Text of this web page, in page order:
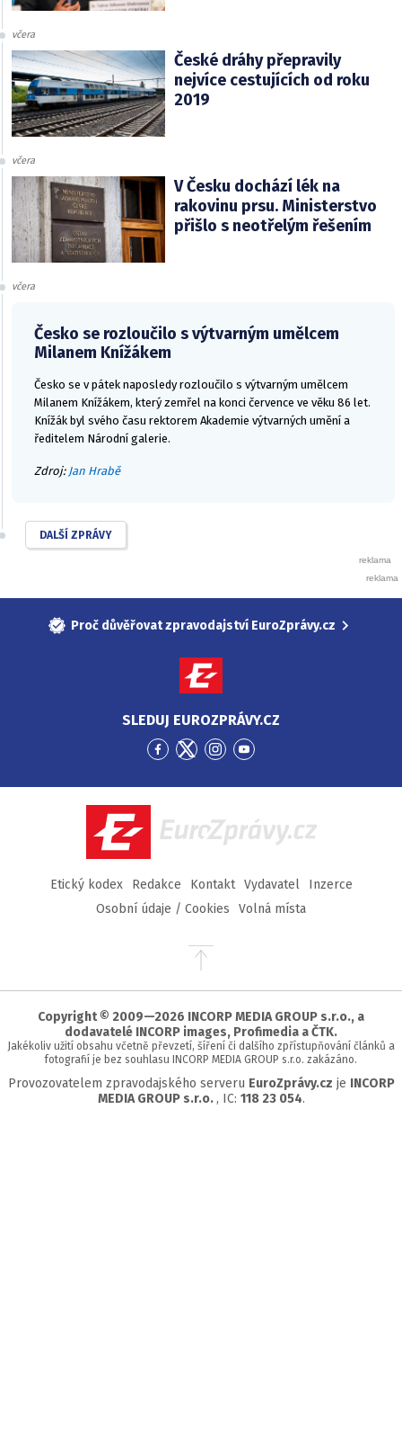
včera
České dráhy přepravily
nejvíce cestujících od roku
2019
včera
V Česku dochází lék na
rakovinu prsu. Ministerstvo
přišlo s neotřelým řešením
včera
Česko se rozloučilo s výtvarným umělcem
Milanem Knížákem
Česko se v pátek naposledy rozloučilo s výtvarným umělcem
Milanem Knížákem, který zemřel na konci července ve věku 86 let.
Knížák byl svého času rektorem Akademie výtvarných umění a
ředitelem Národní galerie.
Zdroj: Jan Hrabě
DALŠÍ ZPRÁVY
Proč důvěřovat zpravodajství EuroZprávy.cz
SLEDUJ EUROZPRÁVY.CZ
Přejít
Facebook
Přejít
Twitter
Přejít
Instagram
Přejít
YouTube
EuroZprávy.cz
Etický kodex Redakce Kontakt Vydavatel
Inzerce
Osobní údaje / Cookies
Volná místa
Přejít
stránky
Copyright © 2009—2026 INCORP MEDIA GROUP s.r.o., a
dodavatelé INCORP images, Profimedia a ČTK.
Jakékoliv užití obsahu včetně převzetí, šíření či dalšího zpřístupňování článků a
fotografií je bez souhlasu INCORP MEDIA GROUP s.r.o. zakázáno.
Provozovatelem zpravodajského serveru EuroZprávy.cz je INCORP
MEDIA GROUP s.r.o. , IC: 118 23 054.